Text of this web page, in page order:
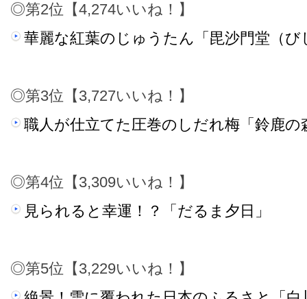
◎第2位【4,274いいね！】
華麗な紅葉のじゅうたん「毘沙門堂（
◎第3位【3,727いいね！】
職人が仕立てた圧巻のしだれ梅「鈴鹿の
◎第4位【3,309いいね！】
見られると幸運！？「だるま夕日」
◎第5位【3,229いいね！】